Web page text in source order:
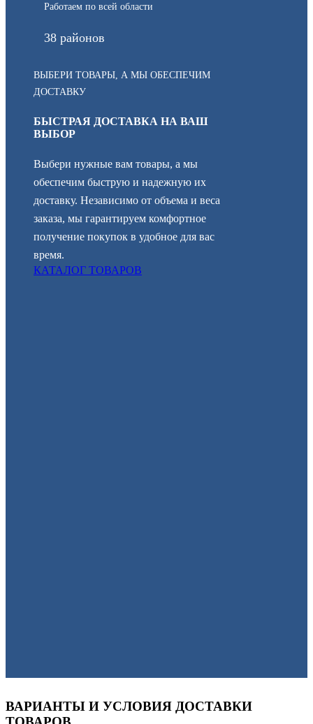
Работаем по всей области
38 районов
ВЫБЕРИ ТОВАРЫ, А МЫ ОБЕСПЕЧИМ
ДОСТАВКУ
БЫСТРАЯ ДОСТАВКА НА ВАШ
ВЫБОР
Выбери нужные вам товары, а мы
обеспечим быструю и надежную их
доставку. Независимо от объема и веса
заказа, мы гарантируем комфортное
получение покупок в удобное для вас
время.
КАТАЛОГ ТОВАРОВ
ВАРИАНТЫ И УСЛОВИЯ ДОСТАВКИ